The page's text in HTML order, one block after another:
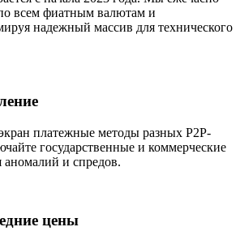
всем фиатным валютам и
надежный массив для технического
платежные методы разных P2P-
государственные и коммерческие
аномалий и спредов.
цены